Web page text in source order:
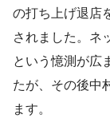
の打ち上げ退店
されました。ネ
という憶測が広
たが、その後中
ます。